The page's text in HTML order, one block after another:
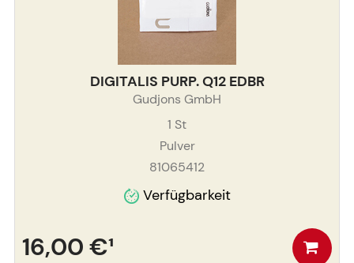
DIGITALIS PURP. Q12 EDBR
Gudjons GmbH
1 St
Pulver
81065412
Verfügbarkeit
16,00 €¹